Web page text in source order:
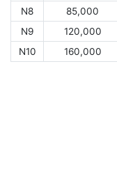
N8
85,000
N9
120,000
N10
160,000